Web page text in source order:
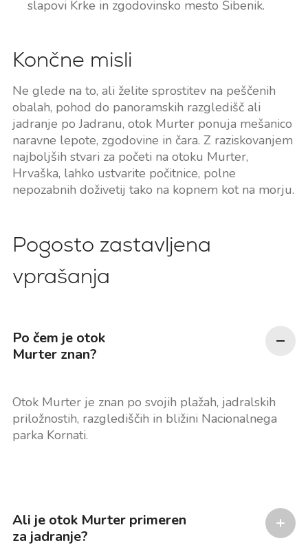
slapovi Krke in zgodovinsko mesto Šibenik.
Končne misli
Ne glede na to, ali želite sprostitev na peščenih
obalah, pohod do panoramskih razgledišč ali
jadranje po Jadranu, otok Murter ponuja mešanico
naravne lepote, zgodovine in čara. Z raziskovanjem
najboljših stvari za početi na otoku Murter,
Hrvaška, lahko ustvarite počitnice, polne
nepozabnih doživetij tako na kopnem kot na morju.
Pogosto zastavljena
vprašanja
Po čem je otok
Murter znan?
Otok Murter je znan po svojih plažah, jadralskih
priložnostih, razglediščih in bližini Nacionalnega
parka Kornati.
Ali je otok Murter primeren
za jadranje?